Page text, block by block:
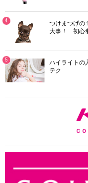
4
つけまつげの
大事！ 初心
5
ハイライトの
テク